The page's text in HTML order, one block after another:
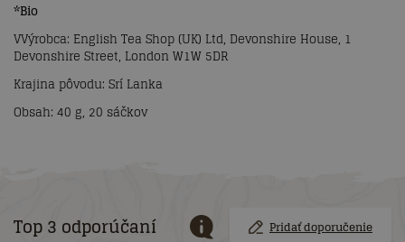
*Bio
VVýrobca: English Tea Shop (UK) Ltd, Devonshire House, 1
Devonshire Street, London W1W 5DR
Krajina pôvodu: Srí Lanka
Obsah: 40 g, 20 sáčkov
Top 3 odporúčaní Pridať doporučenie